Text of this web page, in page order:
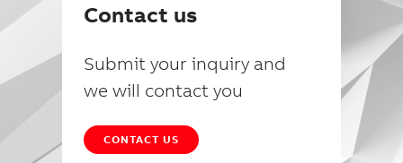
Contact us
Submit your inquiry and
we will contact you
CONTACT US